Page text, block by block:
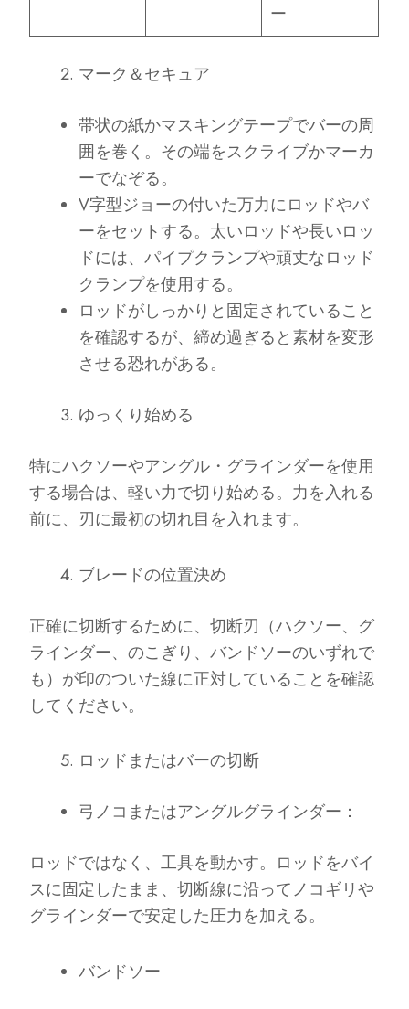
ー
マーク＆セキュア
帯状の紙かマスキングテープでバーの周
囲を巻く。その端をスクライブかマーカ
ーでなぞる。
V字型ジョーの付いた万力にロッドやバ
ーをセットする。太いロッドや長いロッ
ドには、パイプクランプや頑丈なロッド
クランプを使用する。
ロッドがしっかりと固定されていること
を確認するが、締め過ぎると素材を変形
させる恐れがある。
ゆっくり始める
特にハクソーやアングル・グラインダーを使用
する場合は、軽い力で切り始める。力を入れる
前に、刃に最初の切れ目を入れます。
ブレードの位置決め
正確に切断するために、切断刃（ハクソー、グ
ラインダー、のこぎり、バンドソーのいずれで
も）が印のついた線に正対していることを確認
してください。
ロッドまたはバーの切断
弓ノコまたはアングルグラインダー：
ロッドではなく、工具を動かす。ロッドをバイ
スに固定したまま、切断線に沿ってノコギリや
グラインダーで安定した圧力を加える。
バンドソー